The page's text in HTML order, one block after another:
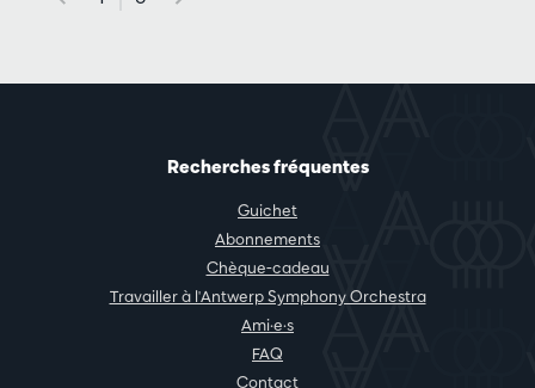
Recherches fréquentes
Guichet
Abonnements
Chèque-cadeau
Travailler à l'Antwerp Symphony Orchestra
Ami·e·s
FAQ
Contact